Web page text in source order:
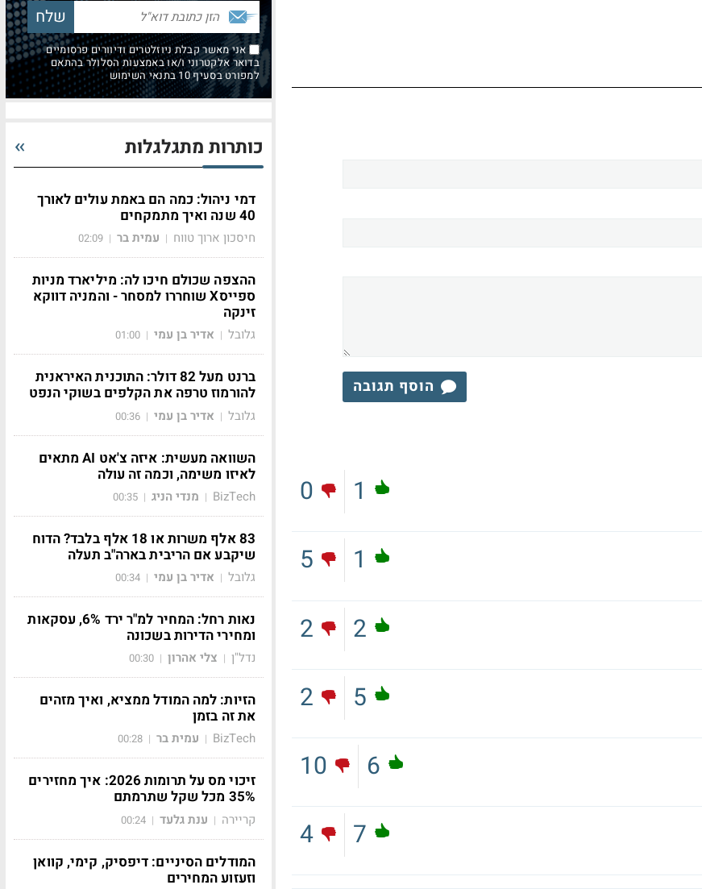
הוסף תגובה
1
0
1
5
2
2
5
2
6
10
7
4
אני מאשר קבלת ניוזלטרים ודיוורים פרסומיים
בדואר אלקטרוני ו/או באמצעות הסלולר בהתאם
למפורט בסעיף 10 בתנאי השימוש
כותרות מתגלגלות
דמי ניהול: כמה הם באמת עולים לאורך
40 שנה ואיך מתמקחים
חיסכון ארוך טווח | עמית בר |
02:09
ההצפה שכולם חיכו לה: מיליארד מניות
ספייסX שוחררו למסחר - והמניה דווקא
זינקה
גלובל | אדיר בן עמי |
01:00
ברנט מעל 82 דולר: התוכנית האיראנית
להורמוז טרפה את הקלפים בשוקי הנפט
גלובל | אדיר בן עמי |
00:36
השוואה מעשית: איזה צ'אט AI מתאים
לאיזו משימה, וכמה זה עולה
BizTech
| מנדי הניג |
00:35
83 אלף משרות או 18 אלף בלבד? הדוח
שיקבע אם הריבית בארה"ב תעלה
גלובל | אדיר בן עמי |
00:34
נאות רחל: המחיר למ"ר ירד 6%, עסקאות
ומחירי הדירות בשכונה
נדל"ן | צלי אהרון |
00:30
הזיות: למה המודל ממציא, ואיך מזהים
את זה בזמן
BizTech
| עמית בר |
00:28
זיכוי מס על תרומות 2026: איך מחזירים
35% מכל שקל שתרמתם
קריירה | ענת גלעד |
00:24
המודלים הסיניים: דיפסיק, קימי, קוואן
וזעזוע המחירים